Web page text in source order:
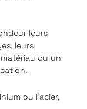
leurs
leurs
ou un
ou l'acier,